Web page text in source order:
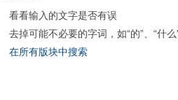
看看输入的文字是否有误
去掉可能不必要的字词，如“的”、“什么
在所有版块中搜索